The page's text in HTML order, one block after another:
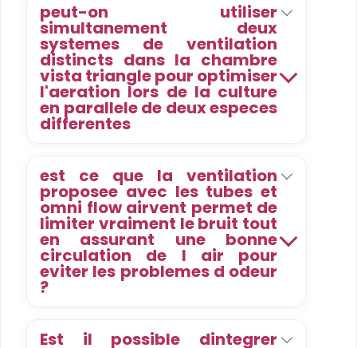
peut-on utiliser
simultanement deux
systemes de ventilation
distincts dans la chambre
vista triangle pour optimiser
l'aeration lors de la culture
en parallele de deux especes
differentes
est ce que la ventilation
proposee avec les tubes et
omni flow airvent permet de
limiter vraiment le bruit tout
en assurant une bonne
circulation de l air pour
eviter les problemes d odeur
?
Est il possible dintegrer